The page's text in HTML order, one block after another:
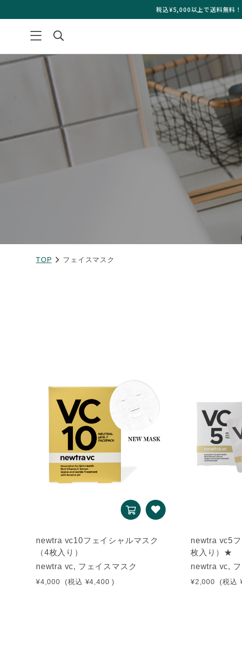
税込¥5,000以上で送料無料
TOP フェイスマスク
newtra vc10フェイシャルマスク
（4枚入り）
newtra vc, フェイスマスク
¥4,000 (税込 ¥4,400 )
newtra vc5
枚入り）★
newtra vc,
¥2,000 (税込